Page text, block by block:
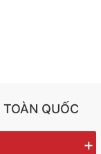
TOÀN QUỐC